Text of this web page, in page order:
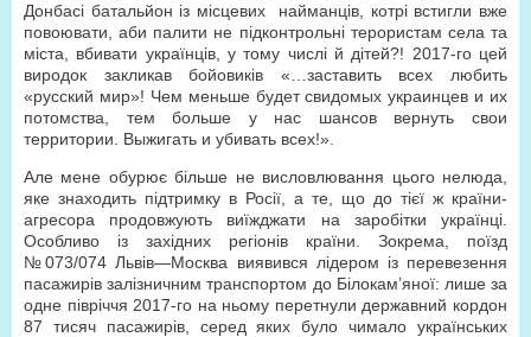
Донбасі батальйон із місцевих найманців, котрі встигли вже
повоювати, аби палити не підконтрольні терористам села та
міста, вбивати українців, у тому числі й дітей?! 2017-го цей
виродок закликав бойовиків «…заставить всех любить
«русский мир»! Чем меньше будет свидомых украинцев и их
потомства, тем больше у нас шансов вернуть свои
территории. Выжигать и убивать всех!».
Але мене обурює більше не висловлювання цього нелюда,
яке знаходить підтримку в Росії, а те, що до тієї ж країни-
агресора продовжують виїжджати на заробітки українці.
Особливо із західних регіонів країни. Зокрема, поїзд
№073/074 Львів—Москва виявився лідером із перевезення
пасажирів залізничним транспортом до Білокам’яної: лише за
одне півріччя 2017-го на ньому перетнули державний кордон
87 тисяч пасажирів, серед яких було чимало українських